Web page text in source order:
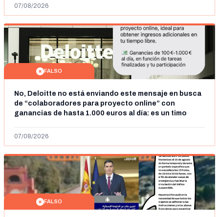
07/08/2026
FALSO
No, Deloitte no está enviando este mensaje en busca
de “colaboradores para proyecto online” con
ganancias de hasta 1.000 euros al día: es un timo
07/08/2026
FALSO